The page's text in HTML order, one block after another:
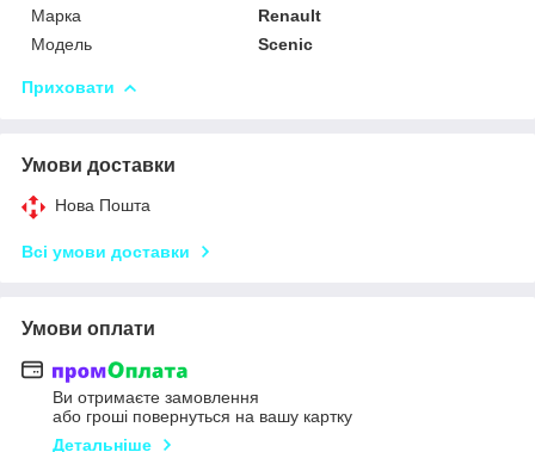
Марка
Renault
Модель
Scenic
Приховати
Умови доставки
Нова Пошта
Всі умови доставки
Умови оплати
Ви отримаєте замовлення
або гроші повернуться на вашу картку
Детальніше